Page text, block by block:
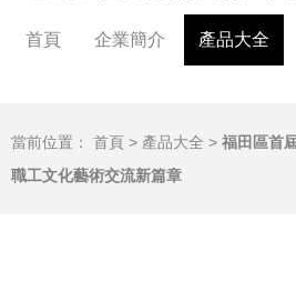
首頁 企業簡介 產品大全
當前位置： 首頁 > 產品大全 > 福田區首
職工文化藝術交流新篇章